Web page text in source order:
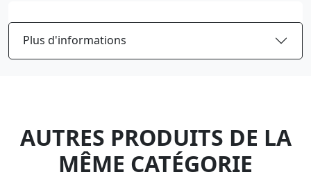
Plus d'informations
AUTRES PRODUITS DE LA
MÊME CATÉGORIE